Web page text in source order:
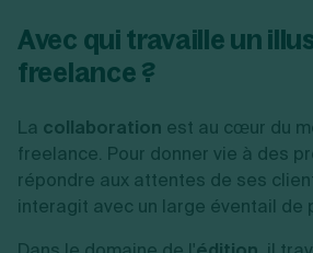
Avec qui travaille un
freelance ?
La collaboration est au cœur du
freelance. Pour donner vie à des
répondre aux attentes de ses
interagit avec un large éventail de